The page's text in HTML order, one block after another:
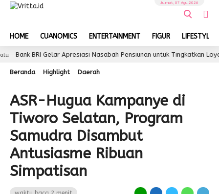
HOME CUANOMICS ENTERTAINMENT FIGUR LIFESTYLE
Jumat, 07 Agu 2026
BRI Gelar Apresiasi Nasabah Pensiunan untuk Tingkatkan Loyalitas
Beranda Highlight Daerah
ASR-Hugua Kampanye di
Tiworo Selatan, Program
Samudra Disambut
Antusiasme Ribuan
Simpatisan